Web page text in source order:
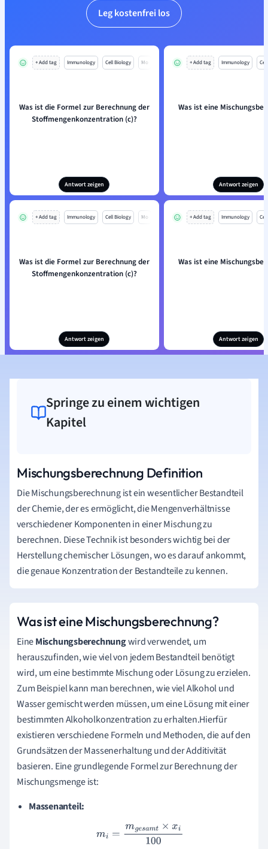
Leg kostenfrei los
+ Add tag Immunology Cell Biology Mo
Was ist die Formel zur Berechnung der
Stoffmengenkonzentration (c)?
Antwort zeigen
+ Add tag Immunology
Was ist eine
Antwort zeigen
+ Add tag Immunology Cell Biology Mo
Was ist die Formel zur Berechnung der
Stoffmengenkonzentration (c)?
Antwort zeigen
+ Add tag Immunology
Was ist eine
Antwort zeigen
Springe zu einem wichtigen
Kapitel
Mischungsberechnung Definition
Die Mischungsberechnung ist ein wesentlicher Bestandteil
der Chemie, der es ermöglicht, die Mengenverhältnisse
verschiedener Komponenten in einer Mischung zu
berechnen. Diese Technik ist besonders wichtig bei der
Herstellung chemischer Lösungen, wo es darauf ankommt,
die genaue Konzentration der Bestandteile zu kennen.
Was ist eine Mischungsberechnung?
EineMischungsberechnungwird verwendet, um
herauszufinden, wie viel von jedem Bestandteil benötigt
wird, um eine bestimmte Mischung oder Lösung zu erzielen.
Zum Beispiel kann man berechnen, wie viel Alkohol und
Wasser gemischt werden müssen, um eine Lösung mit einer
bestimmten Alkoholkonzentration zu erhalten.Hierfür
existieren verschiedene Formeln und Methoden, die auf den
Grundsätzen der Massenerhaltung und der Additivität
basieren. Eine grundlegende Formel zur Berechnung der
Mischungsmenge ist:
Massenanteil:
m =mgesamt×xi100